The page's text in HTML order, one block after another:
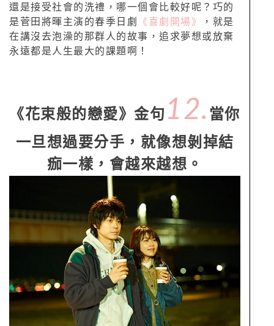
還是接受社會的洗禮，哪一個會比較好呢？巧的
是菅田將暉主演的春季日劇
《喜劇開場》
，就是
在講沒去泡澡的那群人的故事，追求夢想或放棄
永遠都是人生最大的課題啊！
《花束般的戀愛》金句 12. 當你
一旦想過要分手，就像想剝掉結
痂一樣，會越來越想。